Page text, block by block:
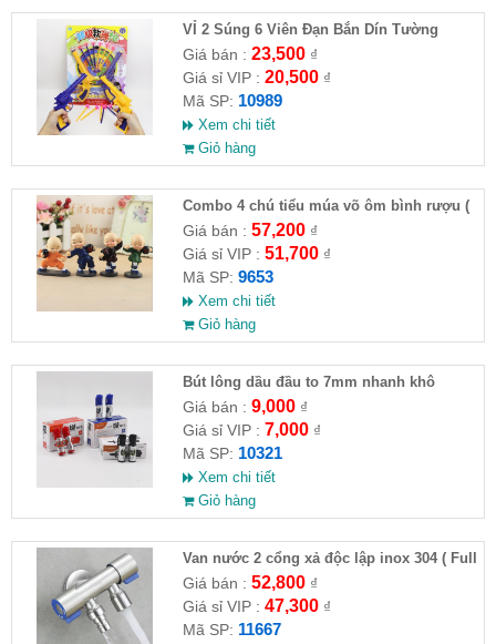
VỈ 2 Súng 6 Viên Đạn Bắn Dín Tường
Giá bán : 23,500₫
Giá sỉ VIP : 20,500₫
Mã SP: 10989
Xem chi tiết
Giỏ hàng
Combo 4 chú tiểu múa võ ôm bình rượu (
HĐ )
Giá bán : 57,200₫
Giá sỉ VIP : 51,700₫
Mã SP: 9653
Xem chi tiết
Giỏ hàng
Bút lông dầu đầu to 7mm nhanh khô
Giá bán : 9,000₫
Giá sỉ VIP : 7,000₫
Mã SP: 10321
Xem chi tiết
Giỏ hàng
Van nước 2 cổng xả độc lập inox 304 ( Full
VAT )
Giá bán : 52,800₫
Giá sỉ VIP : 47,300₫
Mã SP: 11667